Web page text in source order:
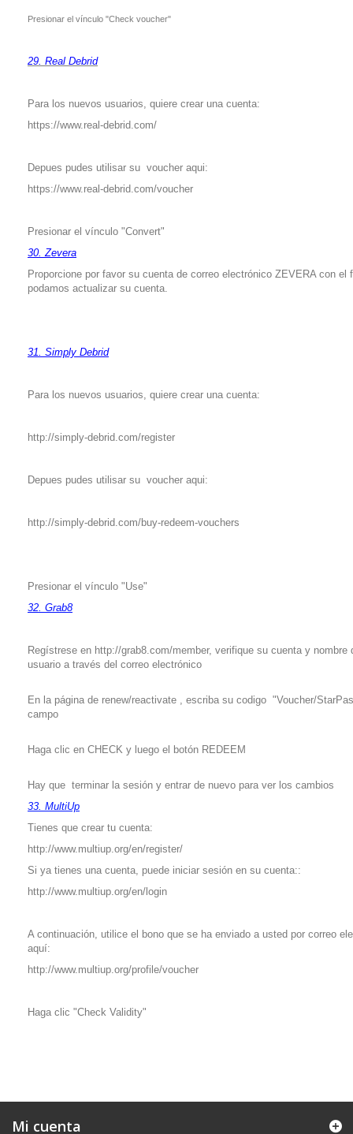
Presionar el vínculo "Check voucher"
29. Real Debrid
Para los nuevos usuarios, quiere crear una cuenta:
https://www.real-debrid.com/
Depues pudes utilisar su voucher aqui:
https://www.real-debrid.com/voucher
Presionar el vínculo "Convert"
30. Zevera
Proporcione por favor su cuenta de correo electrónico ZEVERA con el
podamos actualizar su cuenta.
31. Simply Debrid
Para los nuevos usuarios, quiere crear una cuenta:
http://simply-debrid.com/register
Depues pudes utilisar su voucher aqui:
http://simply-debrid.com/buy-redeem-vouchers
Presionar el vínculo "Use"
32. Grab8
Regístrese en http://grab8.com/member, verifique su cuenta y nombre
usuario a través del correo electrónico
En la página de renew/reactivate , escriba su codigo "Voucher/
campo
Haga clic en CHECK y luego el botón REDEEM
Hay que terminar la sesión y entrar de nuevo para ver los cambios
33. MultiUp
Tienes que crear tu cuenta:
http://www.multiup.org/en/register/
Si ya tienes una cuenta, puede iniciar sesión en su cuenta::
http://www.multiup.org/en/login
A continuación, utilice el bono que se ha enviado a usted por correo
aquí:
http://www.multiup.org/profile/voucher
Haga clic "Check Validity"
Mi cuenta